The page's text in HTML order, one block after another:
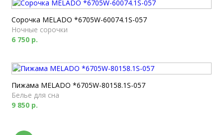
Сорочка MELADO *6705W-60074.1S-057
Ночные сорочки
6 750 р.
Пижама MELADO *6705W-80158.1S-057
Белье для сна
9 850 р.